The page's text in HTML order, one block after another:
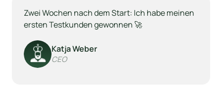
Zwei Wochen nach dem Start: Ich habe meinen
ersten Testkunden gewonnen 🚀
Katja Weber
CEO